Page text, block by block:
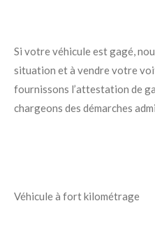
Si votre véhicule est gagé,
situation et à vendre votre
fournissons l’attestation de
chargeons des démarches
Véhicule à fort kilométrage